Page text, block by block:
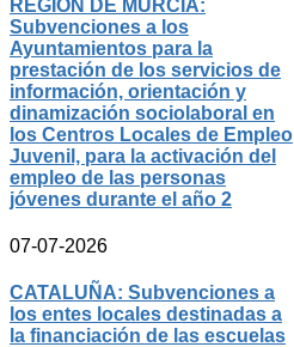
REGIÓN DE MURCIA:
Subvenciones a los
Ayuntamientos para la
prestación de los servicios de
información, orientación y
dinamización sociolaboral en
los Centros Locales de Empleo
Juvenil, para la activación del
empleo de las personas
jóvenes durante el año 2
07-07-2026
CATALUÑA: Subvenciones a
los entes locales destinadas a
la financiación de las escuelas